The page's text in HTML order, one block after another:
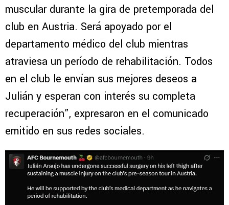
muscular durante la gira de pretemporada del
club en Austria. Será apoyado por el
departamento médico del club mientras
atraviesa un período de rehabilitación. Todos
en el club le envían sus mejores deseos a
Julián y esperan con interés su completa
recuperación”, expresaron en el comunicado
emitido en sus redes sociales.